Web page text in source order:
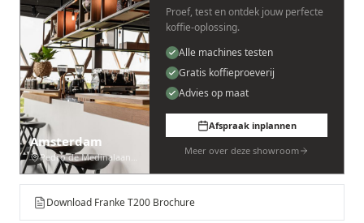
Amsterdam
Pedro de Medinalaan 53
Proef, test en ontdek jouw perfecte
koffie-oplossing.
Alle machines testen
Gratis koffieproeverij
Advies op maat
Afspraak inplannen
Meer over deze showroom
Download Franke T200 Brochure